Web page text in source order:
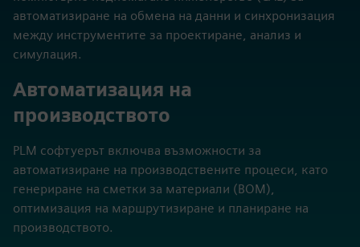
жизнен цикъл на продукта.
Интеграция с CAD и CAE
инструменти
PLM системите се интегрират със софтуера за
компютърно подпомагане на проектиране (CAD) и
компютърно подпомагано инженерство (CAE) за
автоматизиране на обмена на данни и синхронизация
между инструментите за проектиране, анализ и